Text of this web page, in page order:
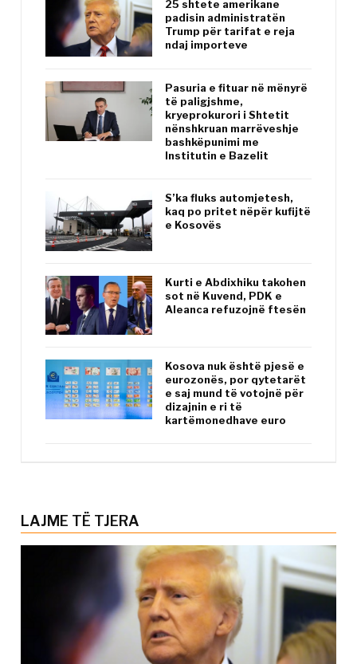
25 shtete amerikane
padisin administratën
Trump për tarifat e reja
ndaj importeve
Pasuria e fituar në mënyrë
të paligjshme,
kryeprokurori i Shtetit
nënshkruan marrëveshje
bashkëpunimi me
Institutin e Bazelit
S’ka fluks automjetesh,
kaq po pritet nëpër kufijtë
e Kosovës
Kurti e Abdixhiku takohen
sot në Kuvend, PDK e
Aleanca refuzojnë ftesën
Kosova nuk është pjesë e
eurozonës, por qytetarët
e saj mund të votojnë për
dizajnin e ri të
kartëmonedhave euro
LAJME TË TJERA